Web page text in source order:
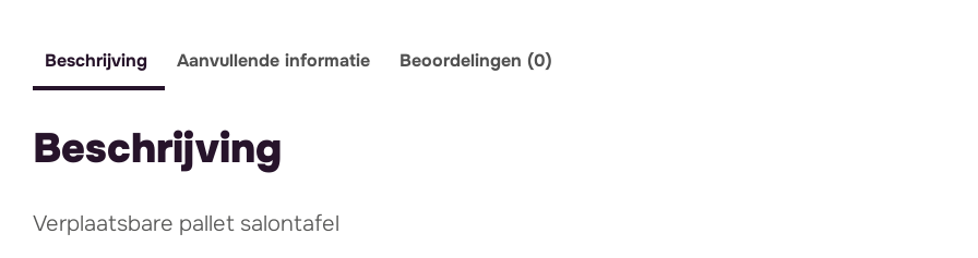
Beschrijving Aanvullende informatie Beoordelingen (0)
Beschrijving
Verplaatsbare pallet salontafel